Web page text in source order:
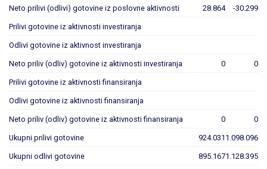
Neto prilivi (odlivi) gotovine iz poslovne aktivnosti 28.864 -30.299
Prilivi gotovine iz aktivnosti investiranja
Odlivi gotovine iz aktivnost investiranja
Neto priliv (odliv) gotovine iz aktivnosti investiranja 0 0
Prilivi gotovine iz aktivnosti finansiranja
Odlivi gotovine iz aktivnosti finansiranja
Neto priliv (odliv) gotovine iz aktivnosti finansiranja 0 0
Ukupni prilivi gotovine 924.031 1.098.096
Ukupni odlivi gotovine 895.1671.128.395